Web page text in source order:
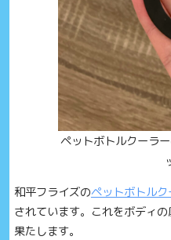
ペットボトルクーラ
和平フライズのペットボトルク
されています。これをボディ
果たします。